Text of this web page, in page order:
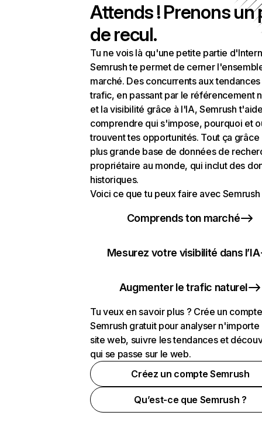
Attends ! Prenons un
de recul.
Tu ne vois là qu'une petite partie
Semrush te permet de cerner
marché. Des concurrents aux
trafic, en passant par le référencement
et la visibilité grâce à l'IA, Semrush
comprendre qui s'impose, pourquoi et
trouvent tes opportunités. Tout ça grâce
plus grande base de données de
propriétaire au monde, qui inclut des
historiques.
Voici ce que tu peux faire avec Semrush
Comprends ton marché
Mesurez votre visibilité dans l’IA
Augmenter le trafic naturel
Tu veux en savoir plus ? Crée un compte
Semrush gratuit pour analyser n'importe
site web, suivre les tendances et
qui se passe sur le web.
Créez un compte Semrush
Qu’est-ce que Semrush ?